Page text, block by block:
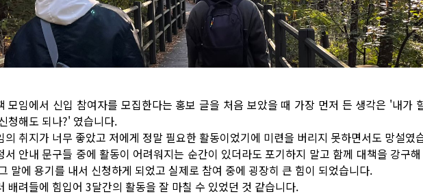
모임에서 신입 참여자를 모집한다는 홍보 글을 처음 보았을 때 가장 먼저 든 생각은 '내가
청해도 되나?' 였습니다.
의 취지가 너무 좋았고 저에게 정말 필요한 활동이었기에 미련을 버리지 못하면서도 망설였
서 안내 문구들 중에 활동이 어려워지는 순간이 있더라도 포기하지 말고 함께 대책을 강구
말에 용기를 내서 신청하게 되었고 실제로 참여 중에 굉장히 큰 힘이 되었습니다.
배려들에 힘입어 3달간의 활동을 잘 마칠 수 있었던 것 같습니다.